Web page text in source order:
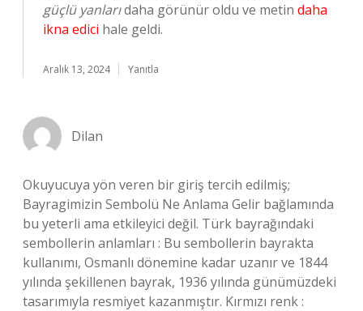
güçlü yanlarıdaha görünür oldu ve metin daha
ikna edici hale geldi.
Aralık 13, 2024 Yanıtla
Dilan
Okuyucuya yön veren bir giriş tercih edilmiş;
Bayragimizin Sembolü Ne Anlama Gelir bağlamında
bu yeterli ama etkileyici değil. Türk bayrağındaki
sembollerin anlamları : Bu sembollerin bayrakta
kullanımı, Osmanlı dönemine kadar uzanır ve 1844
yılında şekillenen bayrak, 1936 yılında günümüzdeki
tasarımıyla resmiyet kazanmıştır. Kırmızı renk :